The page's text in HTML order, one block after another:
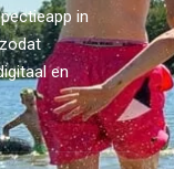
in
en